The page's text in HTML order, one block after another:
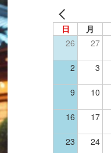
日 月
26
27
2 3
9 10
16 17
23 24